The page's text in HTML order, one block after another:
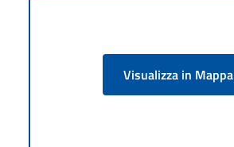
Visualizza in Mappa